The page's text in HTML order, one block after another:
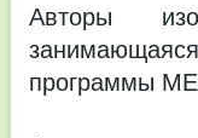
Авторы
программы